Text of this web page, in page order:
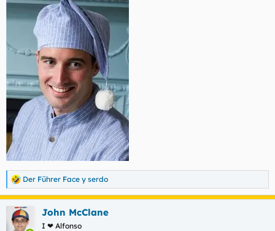
R
e
a
c
c
Der Führer Face y serdo
John McClane
I ❤ Alfonso